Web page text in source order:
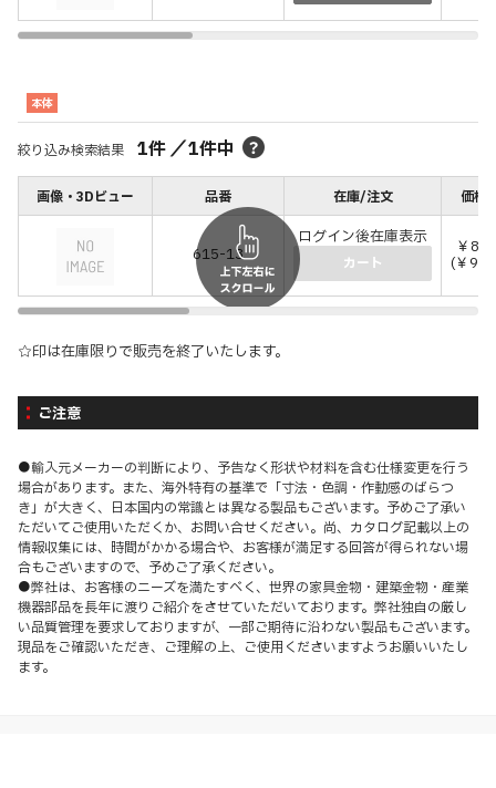
本体
絞り込み検索結果 1件／1件中
画像・3Dビュー 品番 在庫/注文 価格(
615-13
ログイン後在庫表示
カート
￥
(￥
☆印は在庫限りで販売を終了いたします。
ご注意
●輸入元メーカーの判断により、予告なく形状や材料を含む仕様変更を行う
場合があります。また、海外特有の基準で「寸法・色調・作動感のばらつ
き」が大きく、日本国内の常識とは異なる製品もございます。予めご了承い
ただいてご使用いただくか、お問い合せください。尚、カタログ記載以上の
情報収集には、時間がかかる場合や、お客様が満足する回答が得られない場
合もございますので、予めご了承ください。
●弊社は、お客様のニーズを満たすべく、世界の家具金物・建築金物・産業
機器部品を長年に渡りご紹介をさせていただいております。弊社独自の厳し
い品質管理を要求しておりますが、一部ご期待に沿わない製品もございます。
現品をご確認いただき、ご理解の上、ご使用くださいますようお願いいたし
ます。